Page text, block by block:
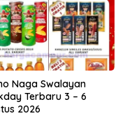
Naga Swalayan
Terbaru 3 – 6
2026